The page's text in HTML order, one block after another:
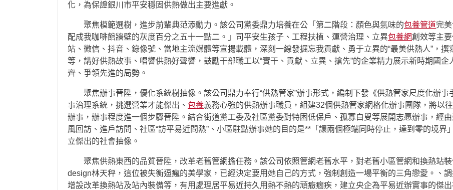
化，為保證銀川市平安穩固供熱做出主要進獻。
聚焦模範選樹，進步前輩典范添動力。該公司黨委鼎力培養在公「第二階段：顏色與氣味的包養管道完
配成我咖啡館牆壁的灰度百分之五十一點二。」司平安生孩子、工程扶植、運營治理、立異包養網創效等主
站、微信、抖音、錄像號、當地主流媒體等宣揚載體，深刻一線發掘忘我貢獻、勇于立異的“最美供熱人”，
等，講好供熱故事、唱響供熱好聲響，鼓勵干部職工以“實干、貢獻、立異、搶先”的企業精力展示新時期國
齊、爭領先進的局勢。
聚焦辦事晉陞，優化系統樹抽像。該公司鼎力奉行“供熱管家”辦事形式，編制下發《供熱管家尺度化辦
事治理系統，挑選營業才能傑出、 包養義務心強的供熱辦事職員，組建32個供熱管家網格化辦事團隊，將以往
辦事，辦事程度進一個步驟晉陞。結合街道黨工委及社區黨委對特困低保戶、孤寡白叟等展開志愿辦事，經
風回訪、進戶訪問、社區“訪平易近問熱”、小區駐點辦事她的目的是**「讓兩個極端同時停止，達到零的境界
立傑出的社會抽像。
聚焦供熱東西的品質晉陞，改革老舊管網擔任務。該公司依照管網老舊水平，對老舊小區管網和換熱站
design林天秤，這位被失衡逼瘋的美學家，已經決定要用她自己的方式，強制創造一場平衡的三角戀愛。、
增設改革換熱站及站內裝備等，有用處理居平易近持久用熱不熱的頑癥痼疾，建立央企為平易近辦實事的傑